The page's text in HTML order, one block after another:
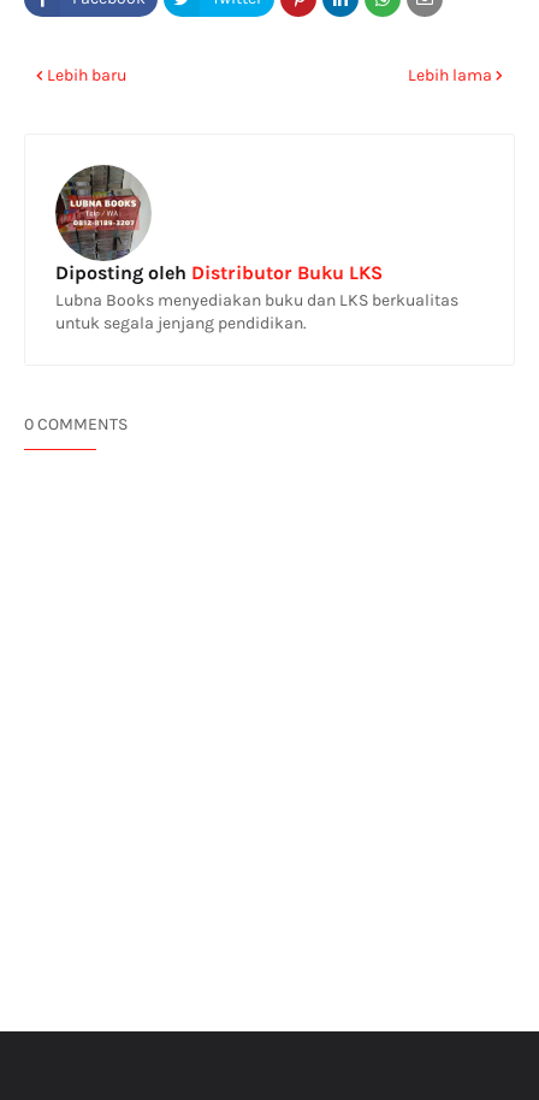
Lebih baru Lebih lama
Diposting oleh Distributor Buku LKS
Lubna Books menyediakan buku dan LKS berkualitas
untuk segala jenjang pendidikan.
0 COMMENTS